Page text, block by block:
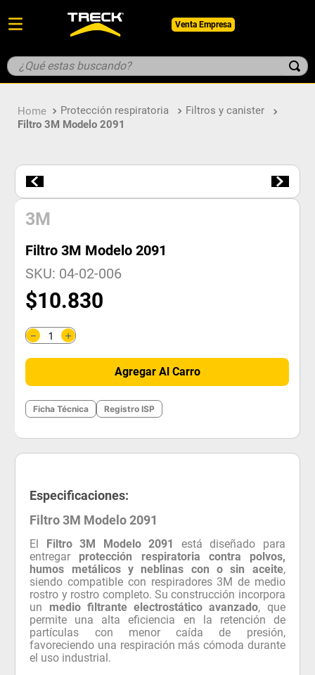
Venta Empresa
¿Qué estas buscando?
Protección respiratoria
Filtros y canister
Filtro 3M Modelo 2091
3M
Filtro 3M Modelo 2091
SKU: 04-02-006
$10.830
＋
－
Agregar Al Carro
Ficha Técnica Registro ISP
Especificaciones:
Filtro 3M Modelo 2091
El Filtro 3M Modelo 2091
está diseñado para
entregar protección respiratoria contra polvos,
humos metálicos y neblinas con o sin aceite,
siendo compatible con respiradores 3M de medio
rostro y rostro completo. Su construcción incorpora
un medio filtrante electrostático avanzado, que
permite una alta eficiencia en la retención de
partículas con menor caída de presión,
favoreciendo una respiración más cómoda durante
el uso industrial.
1. botin